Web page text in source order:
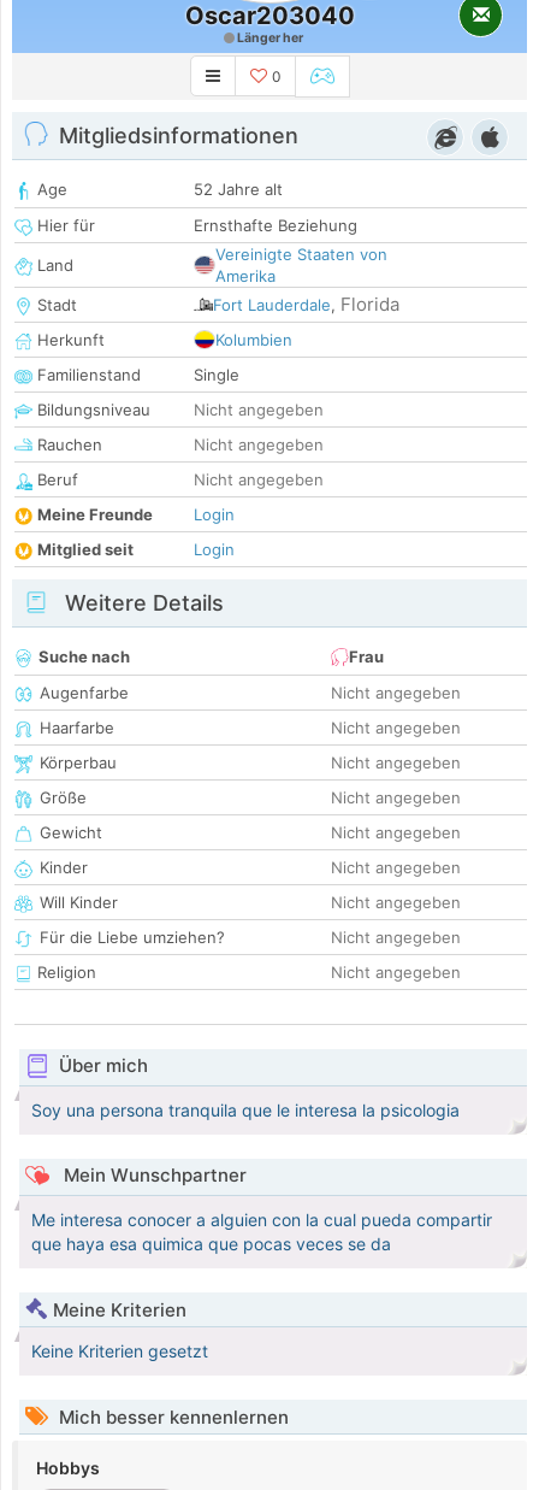
Oscar203040
Länger her
0
Mitgliedsinformationen
Age
52 Jahre alt
Hier für
Ernsthafte Beziehung
Land
Vereinigte Staaten von
Amerika
Stadt
Fort Lauderdale, Florida
Herkunft
Kolumbien
Familienstand
Single
Bildungsniveau
Nicht angegeben
Rauchen
Nicht angegeben
Beruf
Nicht angegeben
Meine Freunde
Login
Mitglied seit
Login
Weitere Details
Suche nach
Frau
Augenfarbe
Nicht angegeben
Haarfarbe
Nicht angegeben
Körperbau
Nicht angegeben
Größe
Nicht angegeben
Gewicht
Nicht angegeben
Kinder
Nicht angegeben
Will Kinder
Nicht angegeben
Für die Liebe umziehen?
Nicht angegeben
Religion
Nicht angegeben
Über mich
Soy una persona tranquila que le interesa la psicologia
Mein Wunschpartner
Me interesa conocer a alguien con la cual pueda compartir
que haya esa quimica que pocas veces se da
Meine Kriterien
Keine Kriterien gesetzt
Mich besser kennenlernen
Hobbys